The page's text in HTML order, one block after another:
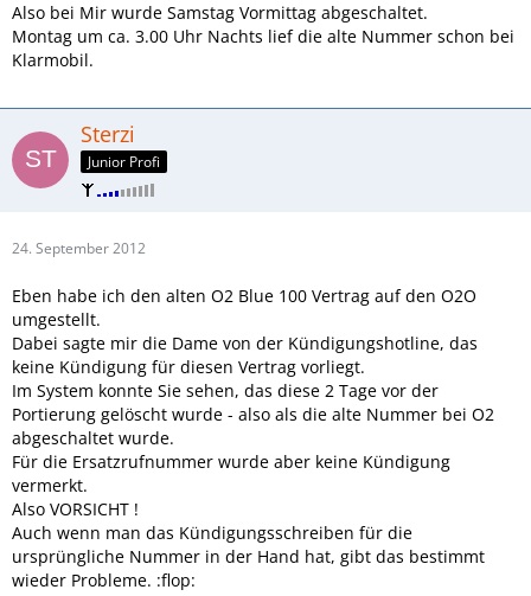
Also bei Mir wurde Samstag Vormittag abgeschaltet.
Montag um ca. 3.00 Uhr Nachts lief die alte Nummer schon bei
Klarmobil.
Sterzi
Junior Profi
24. September 2012
Eben habe ich den alten O2 Blue 100 Vertrag auf den O2O
umgestellt.
Dabei sagte mir die Dame von der Kündigungshotline, das
keine Kündigung für diesen Vertrag vorliegt.
Im System konnte Sie sehen, das diese 2 Tage vor der
Portierung gelöscht wurde - also als die alte Nummer bei O2
abgeschaltet wurde.
Für die Ersatzrufnummer wurde aber keine Kündigung
vermerkt.
Also VORSICHT !
Auch wenn man das Kündigungsschreiben für die
ursprüngliche Nummer in der Hand hat, gibt das bestimmt
wieder Probleme. :flop: